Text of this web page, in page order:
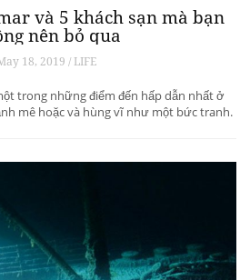
và 5 khách sạn mà bạn
nên bỏ qua
18, 2019 / LIFE
trong những điểm đến hấp dẫn nhất ở
mê hoặc và hùng vĩ như một bức tranh.